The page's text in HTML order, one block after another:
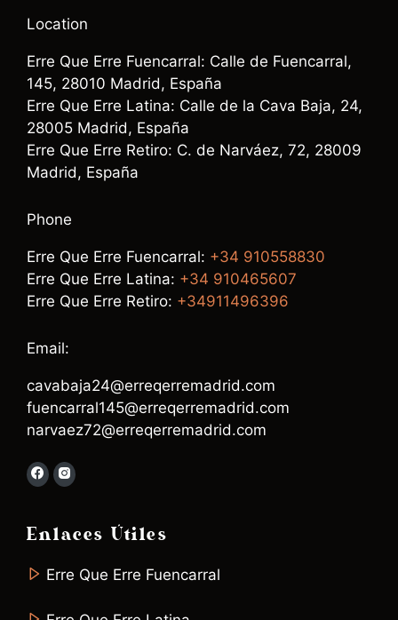
Location
Erre Que Erre Fuencarral: Calle de Fuencarral,
145, 28010 Madrid, España
Erre Que Erre Latina: Calle de la Cava Baja, 24,
28005 Madrid, España
Erre Que Erre Retiro: C. de Narváez, 72, 28009
Madrid, España
Phone
Erre Que Erre Fuencarral: +34 910558830
Erre Que Erre Latina: +34 910465607
Erre Que Erre Retiro: +34911496396
Email:
cavabaja24@erreqerremadrid.com
fuencarral145@erreqerremadrid.com
narvaez72@erreqerremadrid.com
Enlaces Útiles
Erre Que Erre Fuencarral